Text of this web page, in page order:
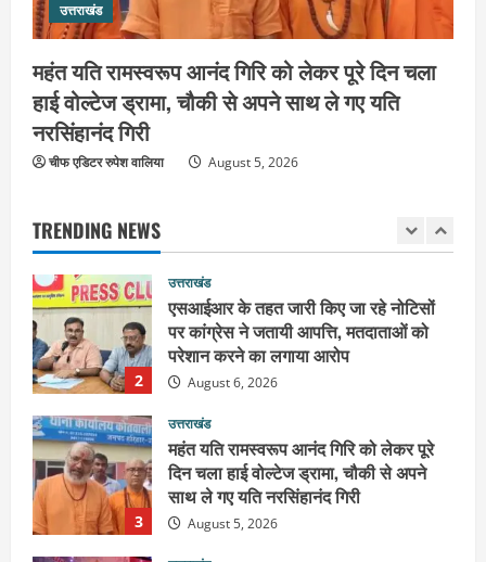
उत्तराखंड
महंत यति रामस्वरूप आनंद गिरि को लेकर पूरे दिन चला
हाई वोल्टेज ड्रामा, चौकी से अपने साथ ले गए यति
नरसिंहानंद गिरी
चीफ एडिटर रुपेश वालिया August 5, 2026
TRENDING NEWS
1
2036 ओलंपिक का सपना लेकर निकलेगी
आशीर्वाद
August 6, 2026
2
एसआईआर के तहत जारी किए जा रहे नोटिसों
3
उत्तराखंड
महंत यति रामस्वरूप आनंद गिरि को लेकर पूरे
दिन चला हाई वोल्टेज ड्रामा, चौकी से अपने
साथ ले गए यति नरसिंहानंद गिरी
August 5, 2026
4
उत्तराखंड
जिला जेल में गूंजा मां गंगा का महिमा गान,
संगीतमय कथा से कैदियों को मिला आध्यात्मिक
संदेश
August 5, 2026